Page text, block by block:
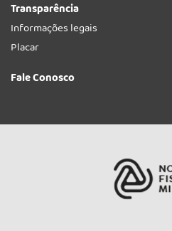
Transparência
Informações legais
Placar
Fale Conosco